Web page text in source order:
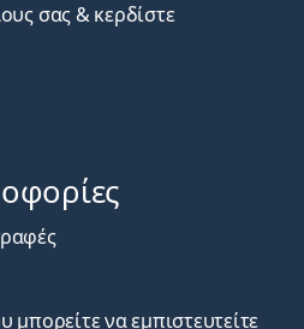
σας & κερδίστε
μπορείτε να εμπιστευτείτε